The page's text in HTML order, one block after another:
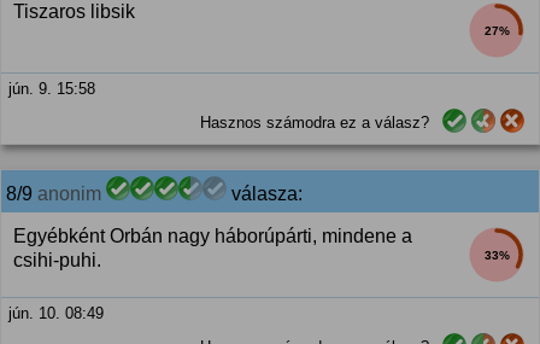
27%
Tiszaros libsik
jún. 9. 15:58
Hasznos számodra ez a válasz?
8/9 anonim válasza:
33%
Egyébként Orbán nagy háborúpárti, mindene a
csihi-puhi.
jún. 10. 08:49